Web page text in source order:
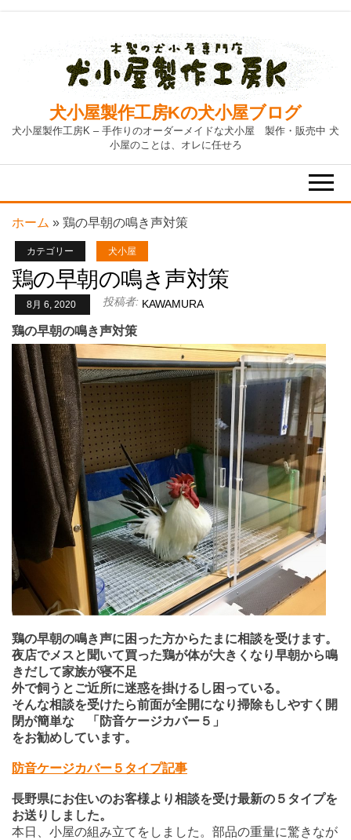
content
犬小屋製作工房Kの犬小屋ブログ
犬小屋製作工房K – 手作りのオーダーメイドな犬小屋 製作・販売中 犬
小屋のことは、オレに任せろ
ホーム » 鶏の早朝の鳴き声対策
カテゴリー 犬小屋
鶏の早朝の鳴き声対策
8月 6, 2020 投稿者: KAWAMURA
鶏の早朝の鳴き声対策
鶏の早朝の鳴き声に困った方からたまに相談を受けます。
夜店でメスと聞いて買った鶏が体が大きくなり早朝から鳴
きだして家族が寝不足
外で飼うとご近所に迷惑を掛けるし困っている。
そんな相談を受けたら前面が全開になり掃除もしやすく開
閉が簡単な 「防音ケージカバー５」
をお勧めしています。
防音ケージカバー５タイプ記事
長野県にお住いのお客様より相談を受け最新の５タイプを
お送りしました。
本日、小屋の組み立てをしました。部品の重量に驚きなが